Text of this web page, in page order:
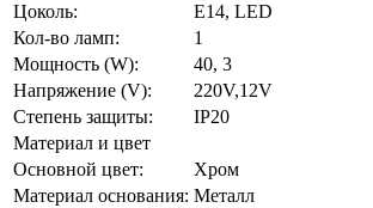
Цоколь:
E14, LED
Кол-во ламп:
1
Мощность (W):
40, 3
Напряжение (V):
220V,12V
Степень защиты:
IP20
Материал и цвет
Основной цвет:
Хром
Материал основания: Металл